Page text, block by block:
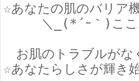
☆あなたの肌のバリア
＼_(*´ｰ｀)ここ
お肌のトラブルがな
☆あなたらしさが輝き